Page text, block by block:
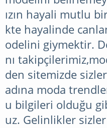
ızın hayali mutlu
kte hayalinde
odelini giymektir.
nı
den sitemizde
adına moda
u bilgileri olduğu
uz. Gelinlikler